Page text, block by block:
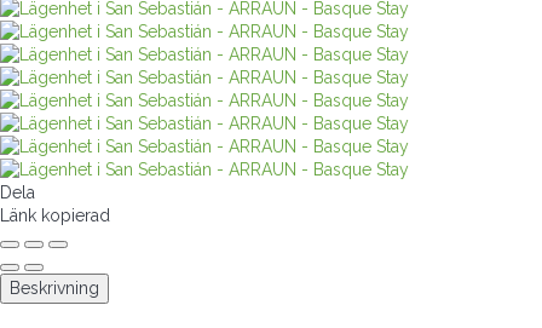
Dela
Länk kopierad
Beskrivning